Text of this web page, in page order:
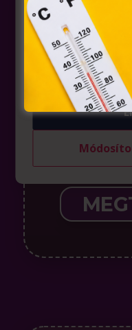
az Európai Unió
Azon weblapoknak,
belül működnek, a
felhasználó
tárolásához a